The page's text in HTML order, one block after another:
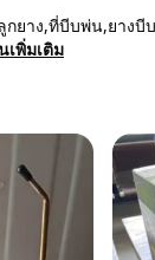
ยาง,ที่บีบพ่น,ยาง
เพิ่มเติม